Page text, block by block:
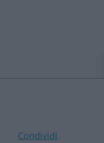
Condividi